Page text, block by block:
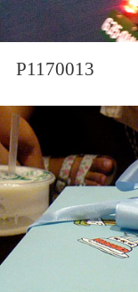
P1170013